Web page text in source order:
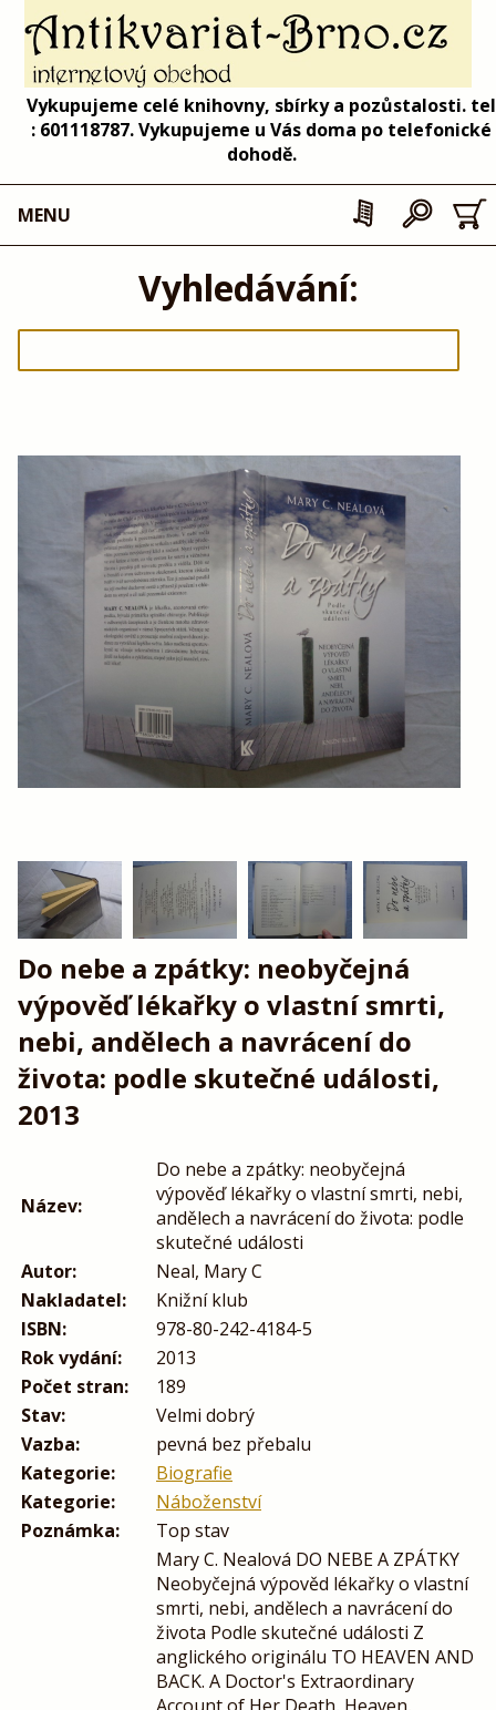
Vykupujeme celé knihovny, sbírky a pozůstalosti. tel
: 601118787. Vykupujeme u Vás doma po telefonické
dohodě.
MENU
Vyhledávání:
Do nebe a zpátky: neobyčejná
výpověď lékařky o vlastní smrti,
nebi, andělech a navrácení do
života: podle skutečné události,
2013
Název:
Do nebe a zpátky: neobyčejná
výpověď lékařky o vlastní smrti, nebi,
andělech a navrácení do života: podle
skutečné události
Autor:
Neal, Mary C
Nakladatel:
Knižní klub
ISBN:
978-80-242-4184-5
Rok vydání:
2013
Počet stran:
189
Stav:
Velmi dobrý
Vazba:
pevná bez přebalu
Kategorie:
Biografie
Kategorie:
Náboženství
Poznámka:
Top stav
Mary C. Nealová DO NEBE A ZPÁTKY
Neobyčejná výpověd lékařky o vlastní
smrti, nebi, andělech a navrácení do
života Podle skutečné události Z
anglického originálu TO HEAVEN AND
BACK. A Doctor's Extraordinary